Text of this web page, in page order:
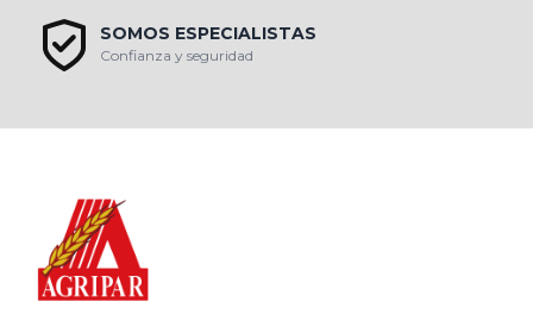
SOMOS ESPECIALISTAS
Confianza y seguridad